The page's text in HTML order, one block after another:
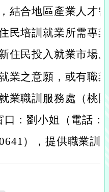
結合地區產業人才
民培訓就業所需專
住民投入就業市場。
業之意願，或有職
業職訓服務處（桃
口：劉小姐（電話：
），提供職業訓